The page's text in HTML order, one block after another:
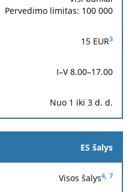
banką
Pervedimo limitas: 100 000
15 EUR3
I–V 8.00–17.00
Nuo 1 iki 3 d. d.
ES šalys
Visos šalys4, 7